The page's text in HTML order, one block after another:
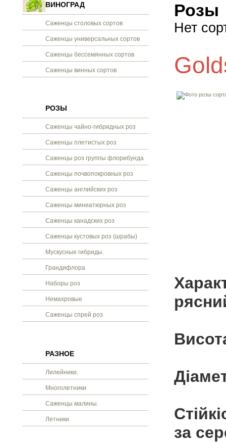
ВИНОГРАД
Саженцы столовых сортов
Саженцы универсальных сортов
Саженцы бессемянных сортов
Саженцы винных сортов
РОЗЫ
Саженцы чайно-гибридных роз
Саженцы плетистых роз
Саженцы роз группы флорибунда
Саженцы почвопокровных роз
Саженцы английских роз
Саженцы миниатюрных роз
Саженцы канадских роз
Саженцы кустовых роз (шрабы)
Мускусные гибриды.
Грандифлора
Наборы роз
Немахровые
Саженцы спрей роз.
РАЗНОЕ
Лилейники.
Многолетники
Саженцы малины.
Летники
Розы
Нет
за